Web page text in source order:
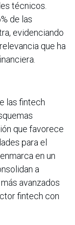
técnicos.
de las
evidenciando
que ha
las fintech
que favorece
para el
en un
a
avanzados
fintech con